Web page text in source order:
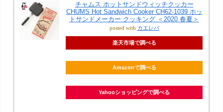
チャムス ホットサンドウィッチクッカー
CHUMS Hot Sandwich Cooker CH62-1039 ホッ
トサンドメーカー クッキング ＜2020 春夏＞
posted with カエレバ
楽天市場で調べる
Amazonで調べる
Yahooショッピングで調べる